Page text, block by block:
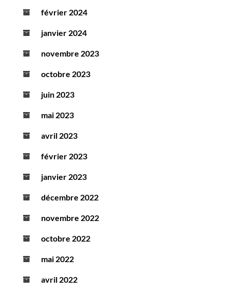
février 2024
janvier 2024
novembre 2023
octobre 2023
juin 2023
mai 2023
avril 2023
février 2023
janvier 2023
décembre 2022
novembre 2022
octobre 2022
mai 2022
avril 2022